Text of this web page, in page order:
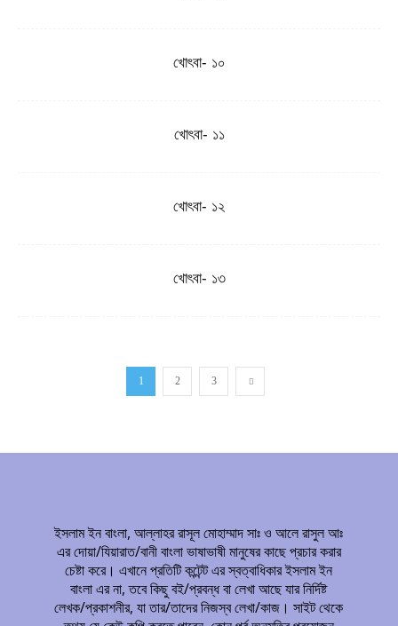
খোৎবা- ১০
খোৎবা- ১১
খোৎবা- ১২
খোৎবা- ১৩
1 2 3
ইসলাম ইন বাংলা, আল্লাহর রাসূল মোহাম্মাদ সাঃ ও আলে রাসুল আঃ
এর দোয়া/যিয়ারাত/বানী বাংলা ভাষাভাষী মানুষের কাছে প্রচার করার
চেষ্টা করে। এখানে প্রতিটি কন্টেন্ট এর স্বত্বাধিকার ইসলাম ইন
বাংলা এর না, তবে কিছু বই/প্রবন্ধ বা লেখা আছে যার নির্দিষ্ট
লেখক/প্রকাশনীর, যা তার/তাদের নিজস্ব লেখা/কাজ। সাইট থেকে